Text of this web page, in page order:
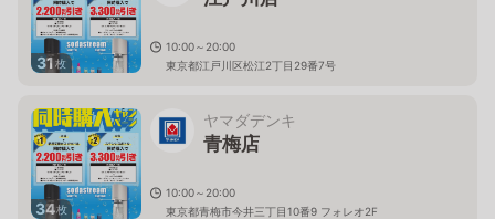
31枚
10:00～20:00
東京都江戸川区松江2丁目29番7号
34枚
ヤマダデンキ
青梅店
10:00～20:00
東京都青梅市今井三丁目10番9 フォレオ2F